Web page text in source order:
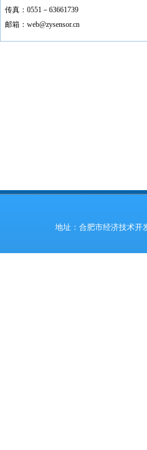
传真：0551－63661739
邮箱：web@zysensor.cn
地址：合肥市经济技术开